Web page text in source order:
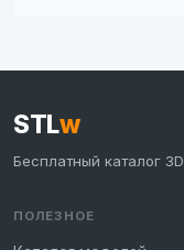
STLw
Бесплатный каталог
ПОЛЕЗНОЕ